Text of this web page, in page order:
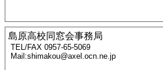
島原高校同窓会事務局
TEL/FAX 0957-65-5069
Mail:shimakou@axel.ocn.ne.jp